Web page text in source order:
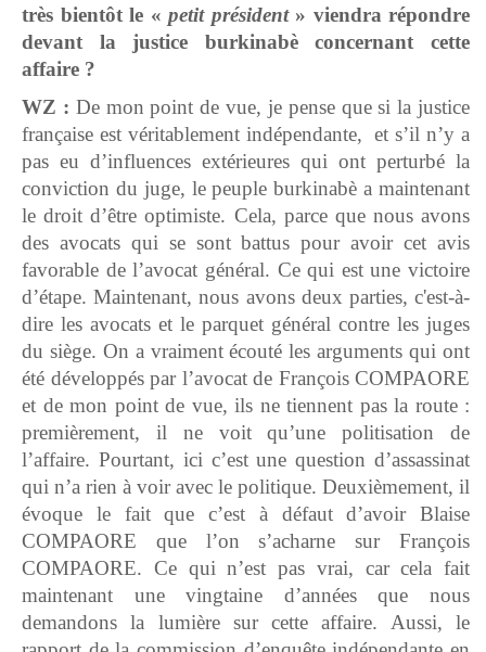
très bientôt le « petit président» viendra répondre
devant la justice burkinabè concernant cette
affaire ?
WZ : De mon point de vue, je pense que si la justice
française est véritablement indépendante, et s’il n’y a
pas eu d’influences extérieures qui ont perturbé la
conviction du juge, le peuple burkinabè a maintenant
le droit d’être optimiste. Cela, parce que nous avons
des avocats qui se sont battus pour avoir cet avis
favorable de l’avocat général. Ce qui est une victoire
d’étape. Maintenant, nous avons deux parties, c'est-à-
dire les avocats et le parquet général contre les juges
du siège. On a vraiment écouté les arguments qui ont
été développés par l’avocat de François COMPAORE
et de mon point de vue, ils ne tiennent pas la route :
premièrement, il ne voit qu’une politisation de
l’affaire. Pourtant, ici c’est une question d’assassinat
qui n’a rien à voir avec le politique. Deuxièmement, il
évoque le fait que c’est à défaut d’avoir Blaise
COMPAORE que l’on s’acharne sur François
COMPAORE. Ce qui n’est pas vrai, car cela fait
maintenant une vingtaine d’années que nous
demandons la lumière sur cette affaire. Aussi, le